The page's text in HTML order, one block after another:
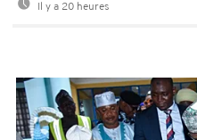
Il y a 20 heures